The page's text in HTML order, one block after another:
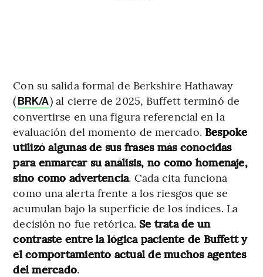
Con su salida formal de Berkshire Hathaway
(BRK/A) al cierre de 2025, Buffett terminó de
convertirse en una figura referencial en la
evaluación del momento de mercado. Bespoke
utilizó algunas de sus frases más conocidas
para enmarcar su análisis, no como homenaje,
sino como advertencia. Cada cita funciona
como una alerta frente a los riesgos que se
acumulan bajo la superficie de los índices. La
decisión no fue retórica. Se trata de un
contraste entre la lógica paciente de Buffett y
el comportamiento actual de muchos agentes
del mercado.